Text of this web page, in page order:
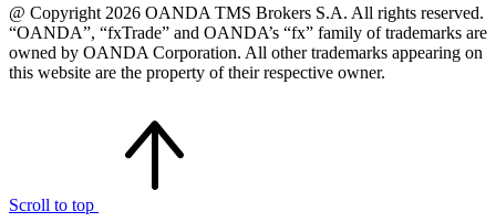
@ Copyright 2026 OANDA TMS Brokers S.A. All rights reserved.
“OANDA”, “fxTrade” and OANDA’s “fx” family of trademarks are
owned by OANDA Corporation. All other trademarks appearing on
this website are the property of their respective owner.
Scroll to top